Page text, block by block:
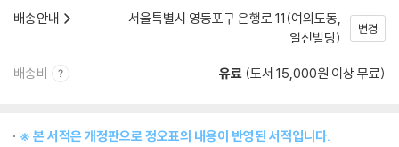
배송안내
서울특별시 영등포구 은행로 11(여의도동,
일신빌딩)
변경
배송비 유료 (도서 15,000원 이상 무료)
※ 본 서적은 개정판으로 정오표의 내용이 반영된 서적입니다.